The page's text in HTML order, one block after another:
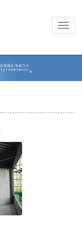
Toggle
Toggle